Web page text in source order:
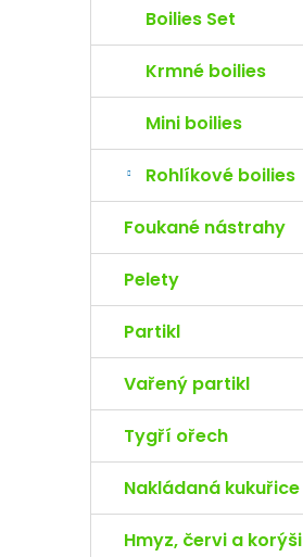
Boilies Set
Krmné boilies
Mini boilies
Rohlíkové boilies
Foukané nástrahy
Pelety
Partikl
Vařený partikl
Tygří ořech
Nakládaná kukuřice
Hmyz, červi a korýši